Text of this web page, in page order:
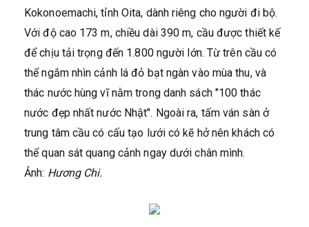
Kokonoemachi, tỉnh Oita, dành riêng cho người đi bộ.
Với độ cao 173 m, chiều dài 390 m, cầu được thiết kế
để chịu tải trọng đến 1.800 người lớn. Từ trên cầu có
thể ngắm nhìn cảnh lá đỏ bạt ngàn vào mùa thu, và
thác nước hùng vĩ nằm trong danh sách "100 thác
nước đẹp nhất nước Nhật". Ngoài ra, tấm ván sàn ở
trung tâm cầu có cấu tạo lưới có kẽ hở nên khách có
thể quan sát quang cảnh ngay dưới chân mình.
Ảnh: Hương Chi.